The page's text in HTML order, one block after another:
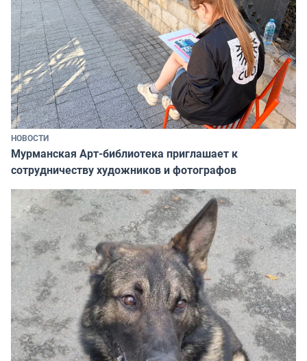
НОВОСТИ
Мурманская Арт-библиотека приглашает к
сотрудничеству художников и фотографов